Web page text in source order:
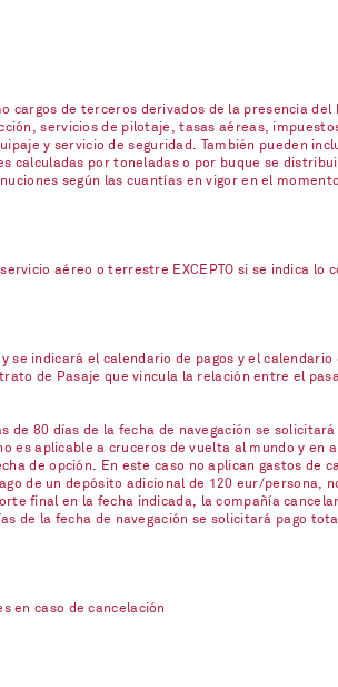
cargos de terceros derivados de la presencia del
servicios de pilotaje, tasas aéreas,
y servicio de seguridad. También pueden
calculadas por toneladas o por buque se
según las cuantías en vigor en el
aéreo o terrestre EXCEPTO si se indica lo
indicará el calendario de pagos y el calendario
de Pasaje que vincula la relación entre el
80 días de la fecha de navegación se solicitará
aplicable a cruceros de vuelta al mundo y en
de opción. En este caso no aplican gastos de
de un depósito adicional de 120 eur/persona,
final en la fecha indicada, la compañía
de la fecha de navegación se solicitará pago
en caso de cancelación